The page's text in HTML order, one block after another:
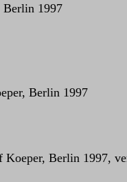
Berlin 1997
Berlin 1997
Koeper, Berlin 1997,